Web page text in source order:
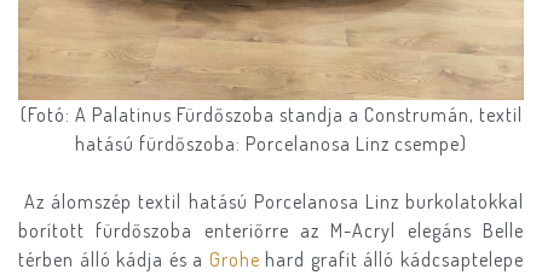
(Fotó: A Palatinus Fürdőszoba standja a Construmán, textil
hatású fürdőszoba: Porcelanosa Linz csempe)
Az álomszép textil hatású Porcelanosa Linz burkolatokkal
borított fürdőszoba enteriőrre az M-Acryl elegáns Belle
térben álló kádja és a Grohe hard grafit álló kádcsaptelepe